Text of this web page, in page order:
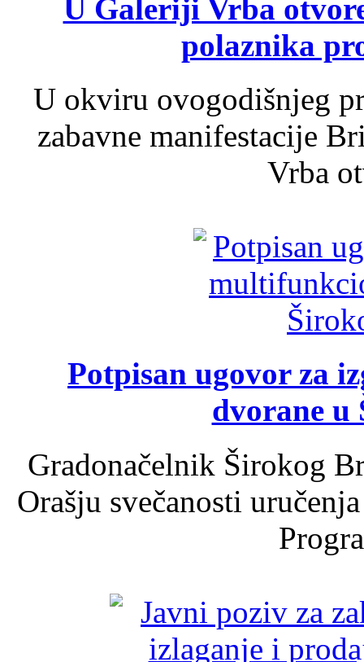
U Galeriji Vrba
polaznika
U okviru ovogodišnjeg
zabavne manifestacije
Vrba
Potpisan ugovor za
dvorane u
Gradonačelnik Širokog
Orašju svečanosti